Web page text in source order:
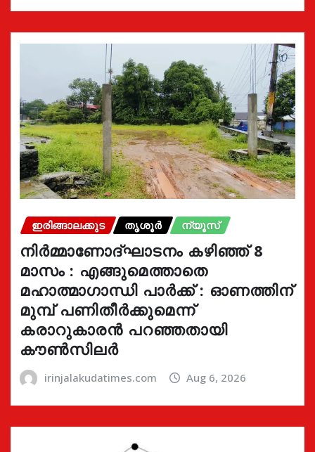
ഇരിങ്ങാലക്കുട തൃശൂർ ന്യൂസ്
നിർമ്മാണോദ്ഘാടനം കഴിഞ്ഞ് 8
മാസം : എങ്ങുമെത്താതെ
മഹാത്മാഗാന്ധി പാർക്ക് : ഓണത്തിന്
മുമ്പ് പണിതീർക്കുമെന്ന്
കരാറുകാരൻ പറഞ്ഞതായി
കൗൺസിലർ
irinjalakudatimes.com Aug 6, 2026